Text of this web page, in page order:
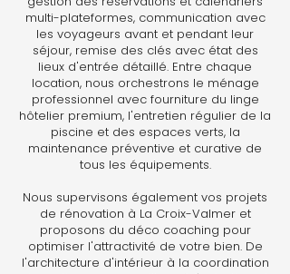
multi-plateformes, communication avec
les voyageurs avant et pendant leur
séjour, remise des clés avec état des
lieux d'entrée détaillé. Entre chaque
location, nous orchestrons le ménage
professionnel avec fourniture du linge
hôtelier premium, l'entretien régulier de la
piscine et des espaces verts, la
maintenance préventive et curative de
tous les équipements.
Nous supervisons également vos projets
de rénovation à La Croix-Valmer et
proposons du déco coaching pour
optimiser l'attractivité de votre bien. De
l'architecture d'intérieur à la coordination